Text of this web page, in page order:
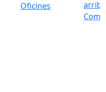
Oficines
Com